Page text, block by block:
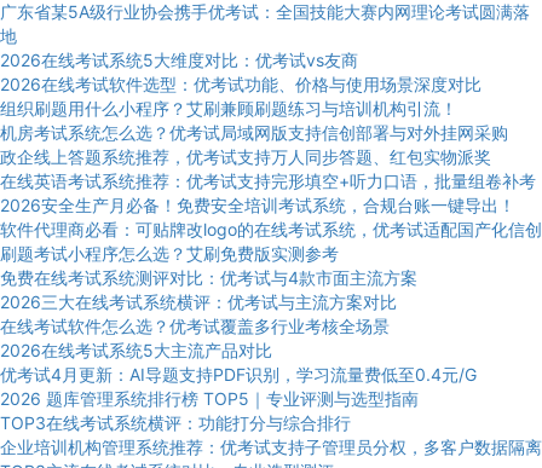
广东省某5A级行业协会携手优考试：全国技能大赛内网理论考试圆满落
地
2026在线考试系统5大维度对比：优考试vs友商
2026在线考试软件选型：优考试功能、价格与使用场景深度对比
组织刷题用什么小程序？艾刷兼顾刷题练习与培训机构引流！
机房考试系统怎么选？优考试局域网版支持信创部署与对外挂网采购
政企线上答题系统推荐，优考试支持万人同步答题、红包实物派奖
在线英语考试系统推荐：优考试支持完形填空+听力口语，批量组卷补考
2026安全生产月必备！免费安全培训考试系统，合规台账一键导出！
软件代理商必看：可贴牌改logo的在线考试系统，优考试适配国产化信创
刷题考试小程序怎么选？艾刷免费版实测参考
免费在线考试系统测评对比：优考试与4款市面主流方案
2026三大在线考试系统横评：优考试与主流方案对比
在线考试软件怎么选？优考试覆盖多行业考核全场景
2026在线考试系统5大主流产品对比
优考试4月更新：AI导题支持PDF识别，学习流量费低至0.4元/G
2026 题库管理系统排行榜 TOP5｜专业评测与选型指南
TOP3在线考试系统横评：功能打分与综合排行
企业培训机构管理系统推荐：优考试支持子管理员分权，多客户数据隔离